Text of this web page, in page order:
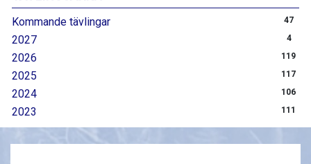
Kommande tävlingar 47
2027 4
2026 119
2025 117
2024 106
2023 111